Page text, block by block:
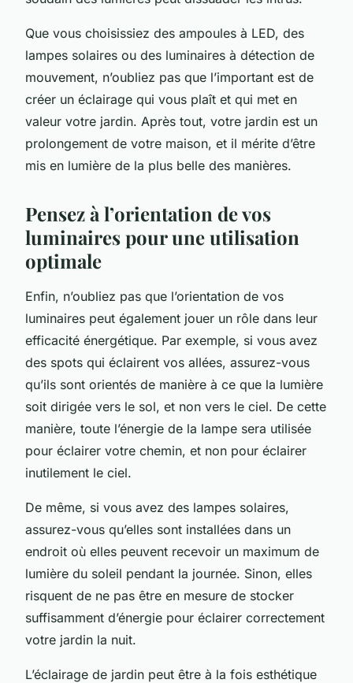
Que vous choisissiez des ampoules à LED, des
lampes solaires ou des luminaires à détection de
mouvement, n’oubliez pas que l’important est de
créer un éclairage qui vous plaît et qui met en
valeur votre jardin. Après tout, votre jardin est un
prolongement de votre maison, et il mérite d’être
mis en lumière de la plus belle des manières.
Pensez à l’orientation de vos
luminaires pour une utilisation
optimale
Enfin, n’oubliez pas que l’orientation de vos
luminaires peut également jouer un rôle dans leur
efficacité énergétique. Par exemple, si vous avez
des spots qui éclairent vos allées, assurez-vous
qu’ils sont orientés de manière à ce que la lumière
soit dirigée vers le sol, et non vers le ciel. De cette
manière, toute l’énergie de la lampe sera utilisée
pour éclairer votre chemin, et non pour éclairer
inutilement le ciel.
De même, si vous avez des lampes solaires,
assurez-vous qu’elles sont installées dans un
endroit où elles peuvent recevoir un maximum de
lumière du soleil pendant la journée. Sinon, elles
risquent de ne pas être en mesure de stocker
suffisamment d’énergie pour éclairer correctement
votre jardin la nuit.
L’éclairage de jardin peut être à la fois esthétique